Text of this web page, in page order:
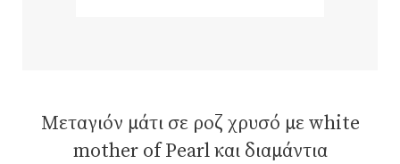
Μεταγιόν μάτι σε ροζ χρυσό με white
mother of Pearl και διαμάντια